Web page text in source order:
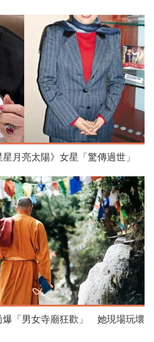
月亮太陽》女星「驚傳過世」
爆「男女寺廟狂歡」 她現場玩壞